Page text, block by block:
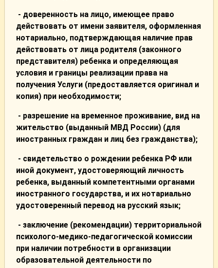
- доверенность на лицо, имеющее право
действовать от имени заявителя, оформленная
нотариально, подтверждающая наличие прав
действовать от лица родителя (законного
представителя) ребенка и определяющая
условия и границы реализации права на
получения Услуги (предоставляется оригинал и
копия) при необходимости;
- разрешение на временное проживание, вид на
жительство (выданный МВД России) (для
иностранных граждан и лиц без гражданства);
- свидетельство о рождении ребенка РФ или
иной документ, удостоверяющий личность
ребенка, выданный компетентными органами
иностранного государства, и их нотариально
удостоверенный перевод на русский язык;
- заключение (рекомендации) территориальной
психолого-медико-педагогической комиссии
при наличии потребности в организации
образовательной деятельности по